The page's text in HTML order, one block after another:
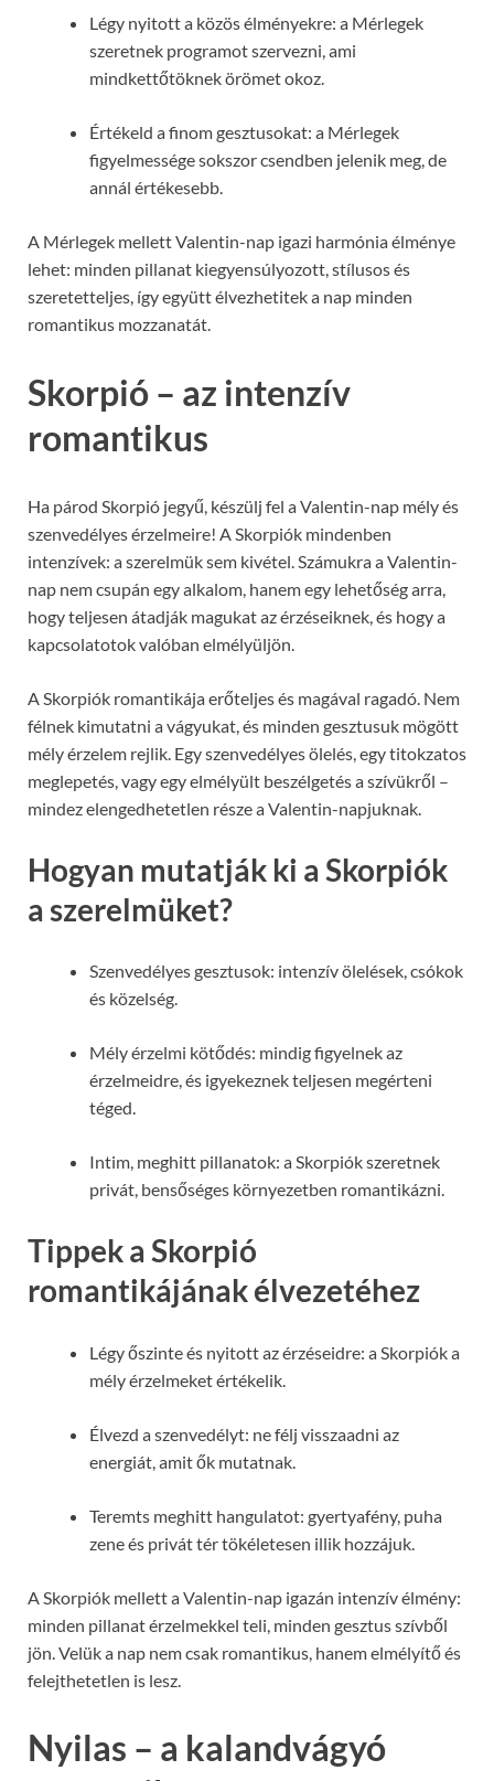
Légy nyitott a közös élményekre: a Mérlegek
szeretnek programot szervezni, ami
mindkettőtöknek örömet okoz.
Értékeld a finom gesztusokat: a Mérlegek
figyelmessége sokszor csendben jelenik meg, de
annál értékesebb.
A Mérlegek mellett Valentin-nap igazi harmónia élménye
lehet: minden pillanat kiegyensúlyozott, stílusos és
szeretetteljes, így együtt élvezhetitek a nap minden
romantikus mozzanatát.
Skorpió – az intenzív
romantikus
Ha párod Skorpió jegyű, készülj fel a Valentin-nap mély és
szenvedélyes érzelmeire! A Skorpiók mindenben
intenzívek: a szerelmük sem kivétel. Számukra a Valentin-
nap nem csupán egy alkalom, hanem egy lehetőség arra,
hogy teljesen átadják magukat az érzéseiknek, és hogy a
kapcsolatotok valóban elmélyüljön.
A Skorpiók romantikája erőteljes és magával ragadó. Nem
félnek kimutatni a vágyukat, és minden gesztusuk mögött
mély érzelem rejlik. Egy szenvedélyes ölelés, egy titokzatos
meglepetés, vagy egy elmélyült beszélgetés a szívükről –
mindez elengedhetetlen része a Valentin-napjuknak.
Hogyan mutatják ki a Skorpiók
a szerelmüket?
Szenvedélyes gesztusok: intenzív ölelések, csókok
és közelség.
Mély érzelmi kötődés: mindig figyelnek az
érzelmeidre, és igyekeznek teljesen megérteni
téged.
Intim, meghitt pillanatok: a Skorpiók szeretnek
privát, bensőséges környezetben romantikázni.
Tippek a Skorpió
romantikájának élvezetéhez
Légy őszinte és nyitott az érzéseidre: a Skorpiók a
mély érzelmeket értékelik.
Élvezd a szenvedélyt: ne félj visszaadni az
energiát, amit ők mutatnak.
Teremts meghitt hangulatot: gyertyafény, puha
zene és privát tér tökéletesen illik hozzájuk.
A Skorpiók mellett a Valentin-nap igazán intenzív élmény:
minden pillanat érzelmekkel teli, minden gesztus szívből
jön. Velük a nap nem csak romantikus, hanem elmélyítő és
felejthetetlen is lesz.
Nyilas – a kalandvágyó